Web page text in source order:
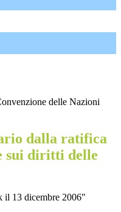
delle Nazioni
dalla ratifica
sui diritti delle
il 13 dicembre 2006"